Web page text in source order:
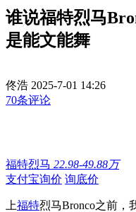
谁说福特烈马
是能文能舞
佟浩 2025-7-01 14:26
70条评论
福特烈马 22.98-49.88万
支付宝询价 询底价
上福特烈马Bronco之前，